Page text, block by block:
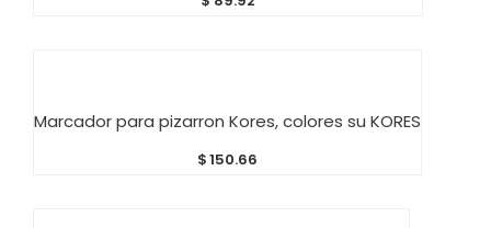
Marcador para pizarron Kores, colores su KORES
$150.66